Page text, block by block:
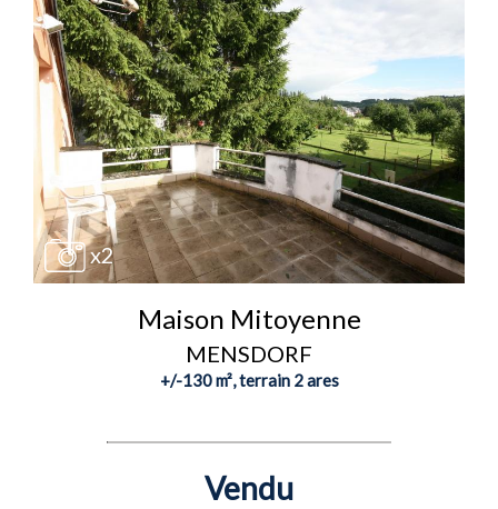
x2
Maison Mitoyenne
MENSDORF
+/-130 m², terrain 2 ares
Vendu